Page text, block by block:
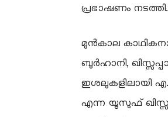
പ്രഭാഷണം നടത്തി.
മുൻകാല
ബുർഹാനി,
ഇശലുകളിലായി
എന്ന യൂസുഫ്